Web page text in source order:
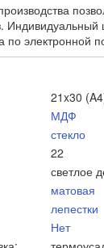
по электронной
21x30
МДФ
стекло
22
светлое
матовая
лепестки
Нет